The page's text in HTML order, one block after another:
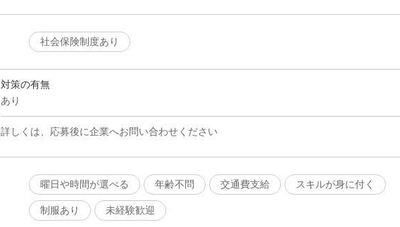
社会保険制度あり
対策の有無
あり
詳しくは、応募後に企業へお問い合わせください
曜日や時間が選べる
年齢不問 交通費支給 スキルが身に付く
制服あり 未経験歓迎